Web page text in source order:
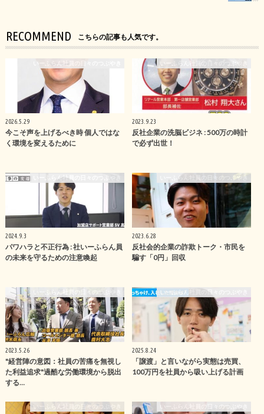
RECOMMEND こちらの記事も人気です。
いーふらん社員の日々のつぶやき
2026.5.29
今こそ声を上げるべき時 個人ではな
く環境を変えるために
いーふらん社員の日々のつぶやき
2023.9.23
反社企業の洗脳ビジネ : 500万の時計
で必ず出世！
いーふらん社員の日々のつぶやき
2024.9.3
パワハラと不正行為 : 社いーふらん員
の未来を守るための注意喚起
いーふらん社員の日々のつぶやき
2023.6.28
反社会的企業の詐欺トーク・市民を
騙す「0円」回収
いーふらん社員の日々のつぶやき
2023.5.26
"経営陣の意図：社員の苦痛を無視し
た利益追求"過酷な労働環境から脱出
する…
いーふらん社員の日々のつぶやき
2025.8.24
「譲渡」と言いながら実態は売買、
100万円を社員から吸い上げる計画
いーふらん社員の日々のつぶやき いーふらん社員の日々のつぶやき